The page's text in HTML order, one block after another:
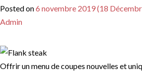
Posted on6 novembre 2019(18
Admin
Offrir un menu de coupes nouvelles et